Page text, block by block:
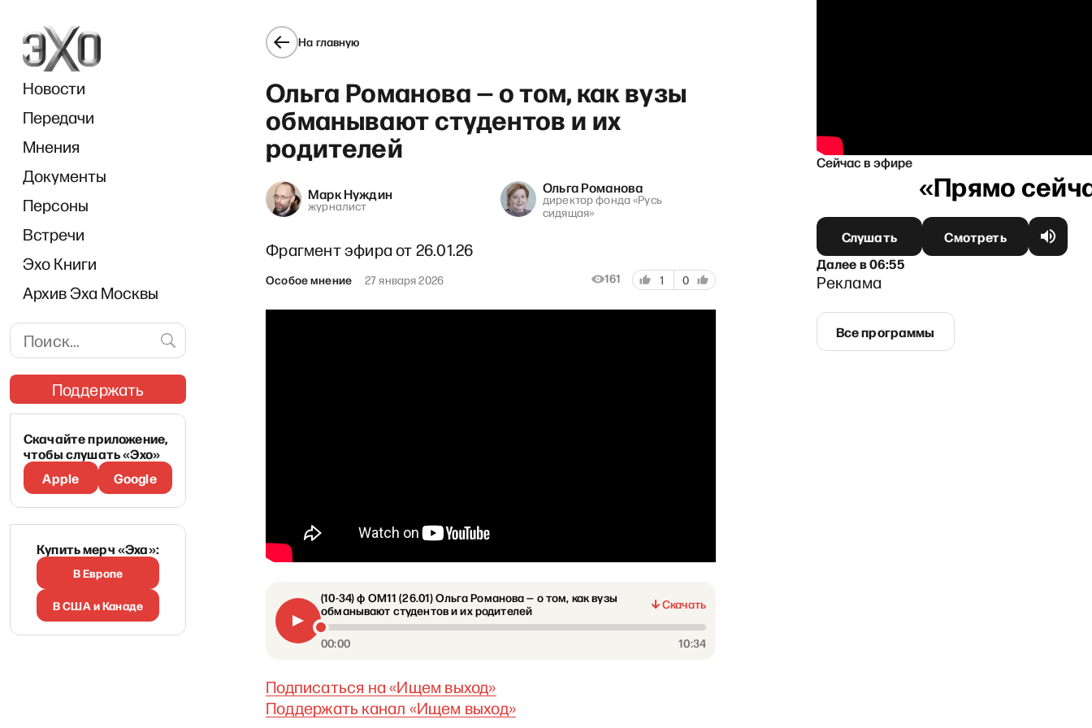
Новости
Передачи
Мнения
Документы
Персоны
Встречи
Эхо Книги
Архив Эха Москвы
Поддержать
Скачайте приложение,
чтобы слушать «Эхо»
Apple
Google
Купить мерч «Эха»:
В Европе
В США и Канаде
На главную
Ольга Романова — о том, как вузы
обманывают студентов и их
родителей
Марк Нуждин
журналист
Ольга Романова
директор фонда «Русь
сидящая»
Фрагмент эфира от 26.01.26
Особое мнение 27 января 2026 161 1 0
(10-34) ф ОМ11 (26.01) Ольга Романова — о том, как вузы
обманывают студентов и их родителей
Скачать
00:00 10:34
Подписаться на«Ищем выход»
Поддержать канал «Ищем выход»
Сейчас в эфире
«Прямо сейчас» с Ириной Бусыгиной
Слушать
Смотреть
Далеев06:55
Реклама
Все программы